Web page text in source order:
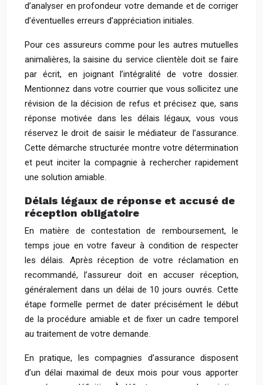
d’analyser en profondeur votre demande et de corriger
d’éventuelles erreurs d’appréciation initiales.
Pour ces assureurs comme pour les autres mutuelles
animalières, la saisine du service clientèle doit se faire
par écrit, en joignant l’intégralité de votre dossier.
Mentionnez dans votre courrier que vous sollicitez une
révision de la décision de refus et précisez que, sans
réponse motivée dans les délais légaux, vous vous
réservez le droit de saisir le médiateur de l’assurance.
Cette démarche structurée montre votre détermination
et peut inciter la compagnie à rechercher rapidement
une solution amiable.
Délais légaux de réponse et accusé de
réception obligatoire
En matière de contestation de remboursement, le
temps joue en votre faveur à condition de respecter
les délais. Après réception de votre réclamation en
recommandé, l’assureur doit en accuser réception,
généralement dans un délai de 10 jours ouvrés. Cette
étape formelle permet de dater précisément le début
de la procédure amiable et de fixer un cadre temporel
au traitement de votre demande.
En pratique, les compagnies d’assurance disposent
d’un délai maximal de deux mois pour vous apporter